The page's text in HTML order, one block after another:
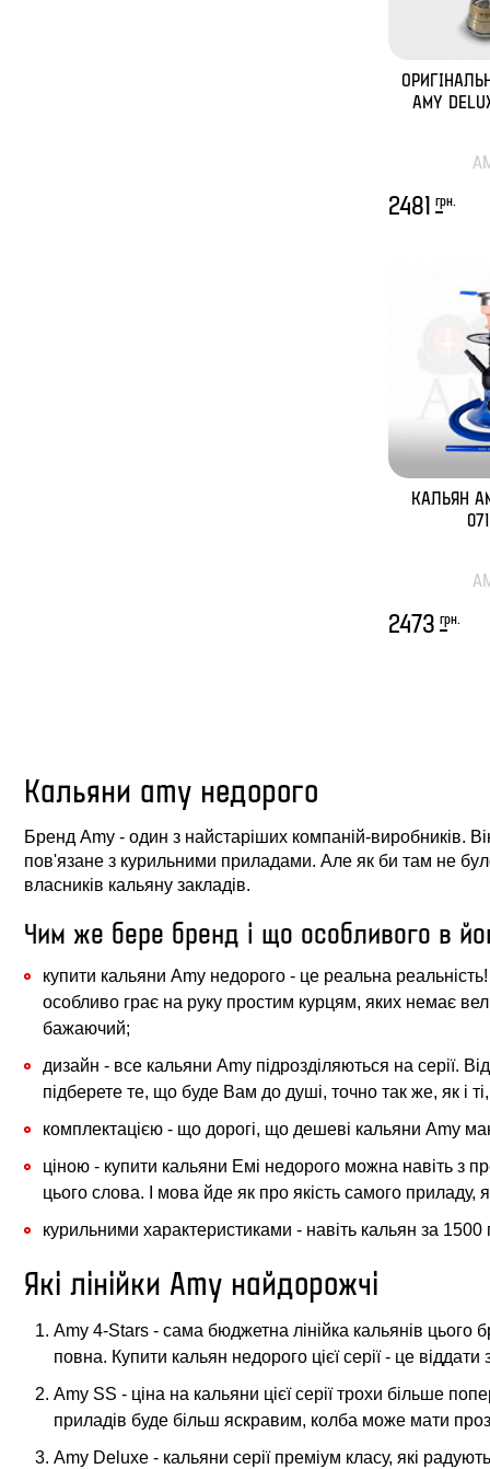
AMY
2481 грн.
КАЛЬЯН
2473 грн.
Кальяни amy недорого
Бренд Amy - один з найстаріших компаній-виробників.
пов'язане з курильними приладами. Але як би там не
власників кальяну закладів.
Чим же бере бренд і що особливого в
купити кальяни Amy недорого - це реальна
особливо грає на руку простим курцям, яких немає
бажаючий;
дизайн - все кальяни Amy підрозділяються на серії.
підберете те, що буде Вам до душі, точно так же, як і
комплектацією - що дорогі, що дешеві кальяни Amy
ціною - купити кальяни Емі недорого можна навіть з
цього слова. І мова йде як про якість самого приладу,
курильними характеристиками - навіть кальян за
Які лінійки Amy найдорожчі
Amy 4-Stars - сама бюджетна лінійка кальянів цього
повна. Купити кальян недорого цієї серії - це
Amy SS - ціна на кальяни цієї серії трохи більше
приладів буде більш яскравим, колба може мати
Amy Deluxe - кальяни серії преміум класу, які